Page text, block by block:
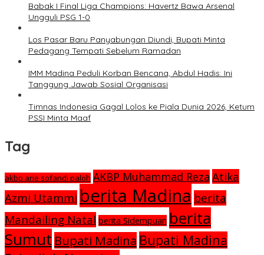
Babak I Final Liga Champions: Havertz Bawa Arsenal
Ungguli PSG 1-0
Los Pasar Baru Panyabungan Diundi, Bupati Minta
Pedagang Tempati Sebelum Ramadan
IMM Madina Peduli Korban Bencana, Abdul Hadis: Ini
Tanggung Jawab Sosial Organisasi
Timnas Indonesia Gagal Lolos ke Piala Dunia 2026, Ketum
PSSI Minta Maaf
Tag
akbp arie sofandi paloh AKBP Muhammad Reza Atika
Azmi Utammi berita Madina berita
Mandailing Natal berita Sidempuan berita
Sumut Bupati Madina Bupati Madina